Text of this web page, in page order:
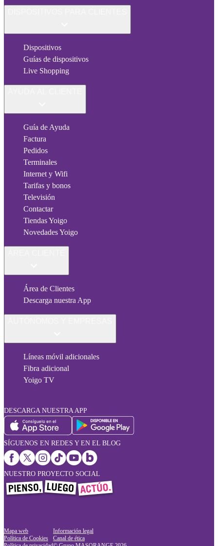
Dispositivos
Guías de dispositivos
Live Shopping
Guía de Ayuda
Factura
Pedidos
Terminales
Internet y Wifi
Tarifas y bonos
Televisión
Contactar
Tiendas Yoigo
Novedades Yoigo
Área de Clientes
Descarga nuestra App
Líneas móvil adicionales
Fibra adicional
Yoigo TV
DESCARGA NUESTRA APP
SÍGUENOS EN REDES Y EN EL BLOG
NUESTRO PROYECTO SOCIAL
Mapa web
Política de Cookies
Información legal
Canal de ética